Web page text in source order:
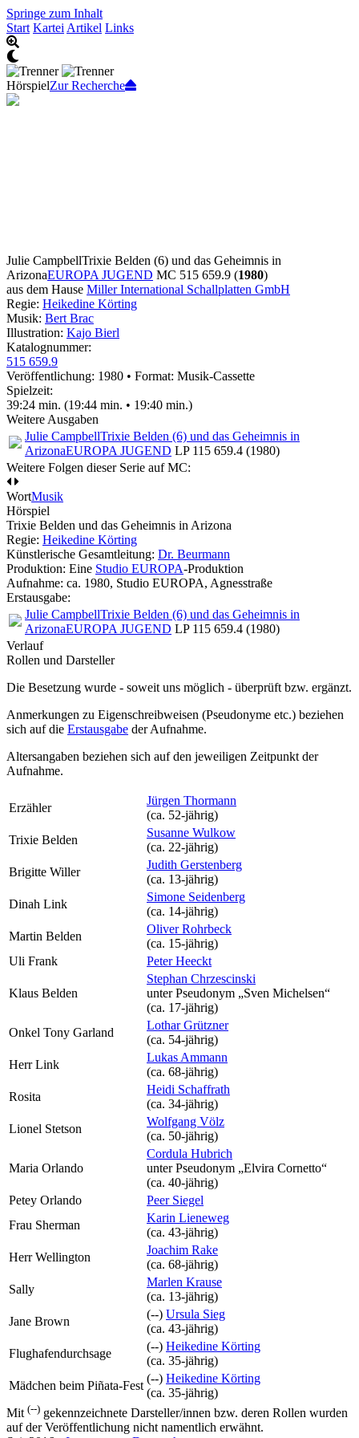
Springe zum Inhalt
Start Kartei Artikel Links
HörspielZur Recherche
Julie CampbellTrixie Belden (6) und das Geheimnis in
ArizonaEUROPA JUGEND MC 515 659.9 (1980)
aus dem Hause Miller International Schallplatten GmbH
Regie: Heikedine Körting
Musik: Bert Brac
Illustration: Kajo Bierl
Katalognummer:
515 659.9
Veröffentlichung: 1980 • Format: Musik-Cassette
Spielzeit:
39:24 min. (19:44 min. • 19:40 min.)
Weitere Ausgaben
Julie CampbellTrixie Belden (6) und das Geheimnis in
ArizonaEUROPA JUGEND LP 115 659.4 (1980)
Weitere Folgen dieser Serie auf MC:
WortMusik
Hörspiel
Trixie Belden und das Geheimnis in Arizona
Regie: Heikedine Körting
Künstlerische Gesamtleitung: Dr. Beurmann
Produktion: Eine Studio EUROPA-Produktion
Aufnahme: ca. 1980, Studio EUROPA, Agnesstraße
Erstausgabe:
Julie CampbellTrixie Belden (6) und das Geheimnis in
ArizonaEUROPA JUGEND LP 115 659.4 (1980)
Verlauf
Rollen und Darsteller
Die Besetzung wurde - soweit uns möglich - überprüft bzw. ergänzt.
Anmerkungen zu Eigenschreibweisen (Pseudonyme etc.) beziehen
sich auf die Erstausgabe der Aufnahme.
Altersangaben beziehen sich auf den jeweiligen Zeitpunkt der
Aufnahme.
Erzähler
Jürgen Thormann
(ca. 52‑jährig)
Trixie Belden
Susanne Wulkow
(ca. 22‑jährig)
Brigitte Willer
Judith Gerstenberg
(ca. 13‑jährig)
Dinah Link
Simone Seidenberg
(ca. 14‑jährig)
Martin Belden
Oliver Rohrbeck
(ca. 15‑jährig)
Uli Frank
Peter Heeckt
Klaus Belden
Stephan Chrzescinski
unter Pseudonym „Sven Michelsen“
(ca. 17‑jährig)
Onkel Tony Garland
Lothar Grützner
(ca. 54‑jährig)
Herr Link
Lukas Ammann
(ca. 68‑jährig)
Rosita
Heidi Schaffrath
(ca. 34‑jährig)
Lionel Stetson
Wolfgang Völz
(ca. 50‑jährig)
Maria Orlando
Cordula Hubrich
unter Pseudonym „Elvira Cornetto“
(ca. 40‑jährig)
Petey Orlando
Peer Siegel
Frau Sherman
Karin Lieneweg
(ca. 43‑jährig)
Herr Wellington
Joachim Rake
(ca. 68‑jährig)
Sally
Marlen Krause
(ca. 13‑jährig)
Jane Brown
(--) Ursula Sieg
(ca. 43‑jährig)
Flughafendurchsage
(--) Heikedine Körting
(ca. 35‑jährig)
Mädchen beim Piñata-Fest
(--) Heikedine Körting
(ca. 35‑jährig)
Mit (--) gekennzeichnete Darsteller/innen bzw. deren Rollen wurden
auf der Veröffentlichung nicht namentlich erwähnt.